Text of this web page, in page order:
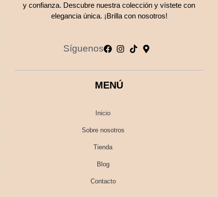
y confianza. Descubre nuestra colección y vístete con
elegancia única. ¡Brilla con nosotros!
Síguenos
MENÚ
Inicio
Sobre nosotros
Tienda
Blog
Contacto